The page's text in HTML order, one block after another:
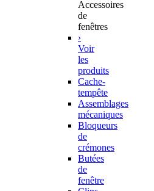
Accessoires
de
fenêtres
›
Voir
les
produits
Cache-
tempête
Assemblages
mécaniques
Bloqueurs
de
crémones
Butées
de
fenêtre